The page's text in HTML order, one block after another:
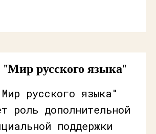
"Мир русского языка"
русского языка"
роль дополнительной
поддержки